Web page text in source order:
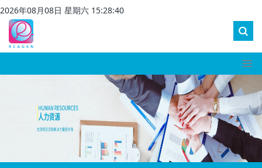
2026年08月08日 星期六 15:28:40